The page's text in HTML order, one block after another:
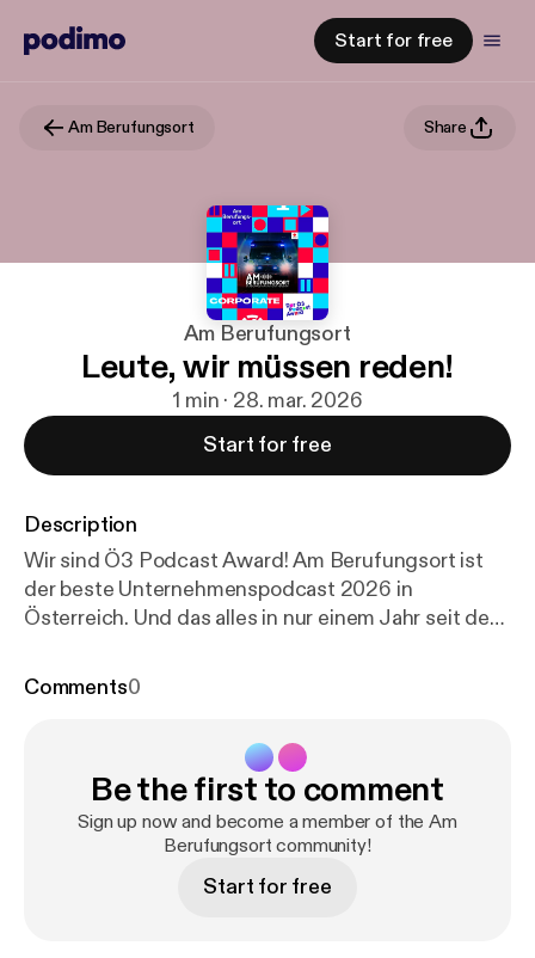
Start for free
Am Berufungsort Share
Am Berufungsort
Leute, wir müssen reden!
1 min · 28. mar. 2026
Start for free
Description
Wir sind Ö3 Podcast Award! Am Berufungsort ist
der beste Unternehmenspodcast 2026 in
Österreich. Und das alles in nur einem Jahr seit dem
gemacht habt!
Comments0
Be the first to comment
Sign up now and become a member of the Am
Berufungsort community!
Start for free